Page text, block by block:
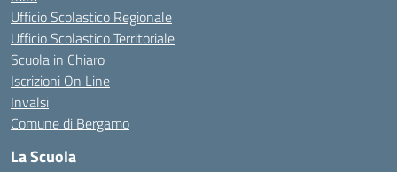
Ufficio Scolastico Regionale
Ufficio Scolastico Territoriale
Scuola in Chiaro
Iscrizioni On Line
Invalsi
Comune di Bergamo
La Scuola